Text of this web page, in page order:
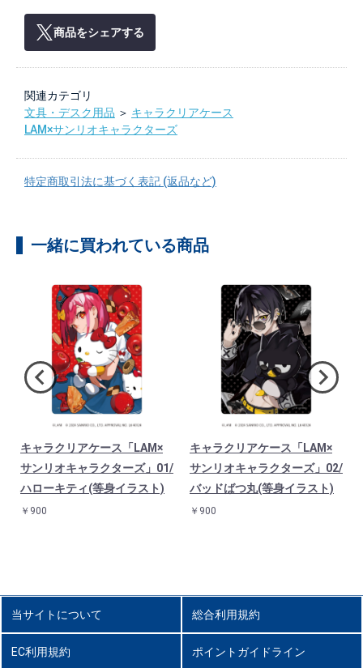
商品をシェアする
関連カテゴリ
文具・デスク用品 ＞ キャラクリアケース
LAM×サンリオキャラクターズ
特定商取引法に基づく表記 (返品など)
一緒に買われている商品
キャラクリアケース「LAM×
サンリオキャラクターズ」01/
ハローキティ(等身イラスト)
￥900
キャラクリアケース「LAM×
サンリオキャラクターズ」02/
バッドばつ丸(等身イラスト)
￥900
当サイトについて 総合利用規約
EC利用規約 ポイントガイドライン